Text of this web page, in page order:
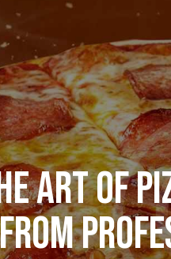
ART OF
FROM